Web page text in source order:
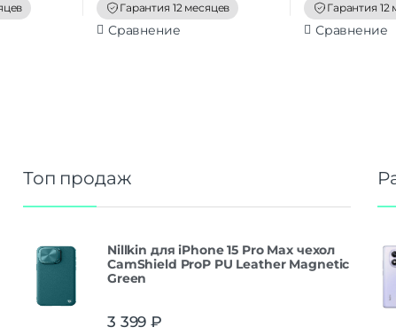
Гарантия 12 месяцев
Сравнение
Гарантия 12
Сравнение
Топ продаж
Nillkin для iPhone 15 Pro Max чехол
CamShield ProP PU Leather Magnetic
Green
3 399 ₽